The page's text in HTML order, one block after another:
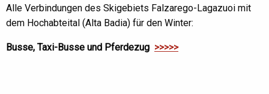
Alle Verbindungen des Skigebiets Falzarego-Lagazuoi mit
dem Hochabteital (Alta Badia) für den Winter:
Busse, Taxi-Busse und Pferdezug >>>>>